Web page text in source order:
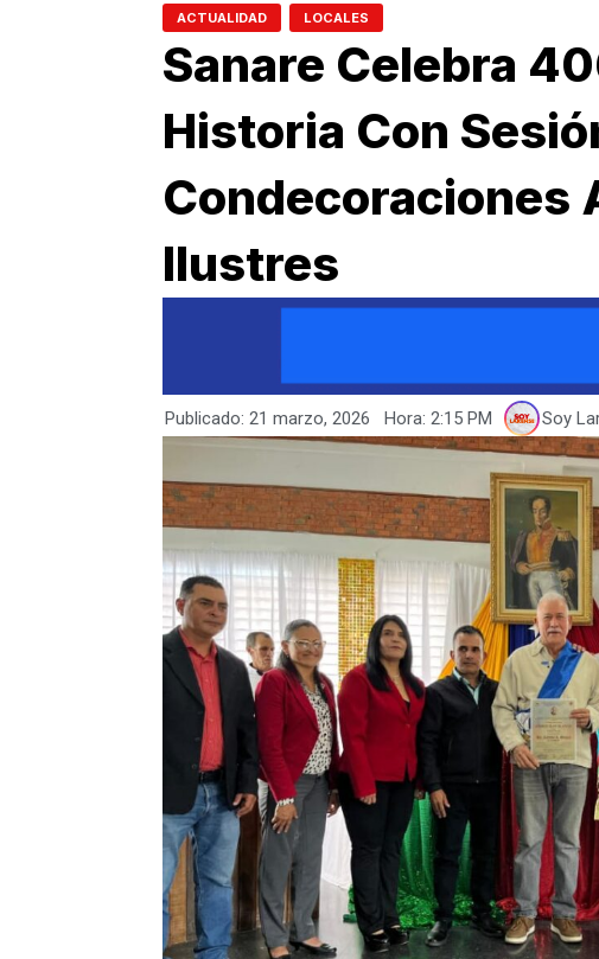
ACTUALIDAD LOCALES
Sanare Celebra
Historia Con
Condecoraciones
Ilustres
Publicado: 21 marzo, 2026 Hora: 2:15 PM Soy